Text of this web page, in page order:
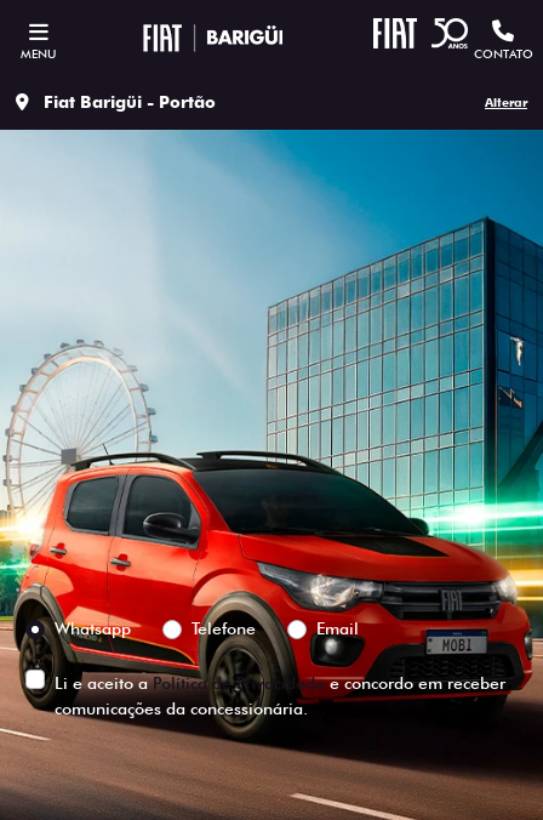
MENU CONTATO
Fiat Barigüi - Portão Alterar
ESTOU INTERESSADO
Versão escolhida
Preferência de contato:
Whatsapp
Telefone Email
Li e aceito aPolítica de Privacidadee concordo em receber
comunicações da concessionária.
ENTRAR EM CONTATO